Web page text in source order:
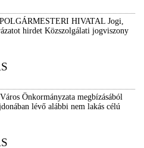
HIVATAL Jogi,
hirdet Közszolgálati jogviszony
Önkormányzata megbízásából
lévő alábbi nem lakás célú